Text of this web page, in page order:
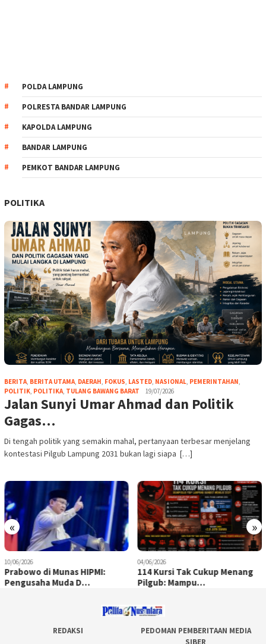
POLDA LAMPUNG
POLRESTA BANDAR LAMPUNG
KAPOLDA LAMPUNG
BANDAR LAMPUNG
PEMKOT BANDAR LAMPUNG
POLITIKA
BERITA, BERITA UTAMA, DAERAH, FOKUS, LASTED, NASIONAL, PEMERINTAHAN,
POLITIK, POLITIKA, TULANG BAWANG BARAT 19/07/2026
Jalan Sunyi Umar Ahmad dan Politik
Gagas…
Di tengah politik yang semakin mahal, pertanyaan terbesar menjelang
kontestasi Pilgub Lampung 2031 bukan lagi siapa […]
« »
10/06/2026
Prabowo di Munas HIPMI:
Pengusaha Muda D…
04/06/2026
114 Kursi Tak Cukup Menang
Pilgub: Mampu…
REDAKSI
PEDOMAN PEMBERITAAN MEDIA